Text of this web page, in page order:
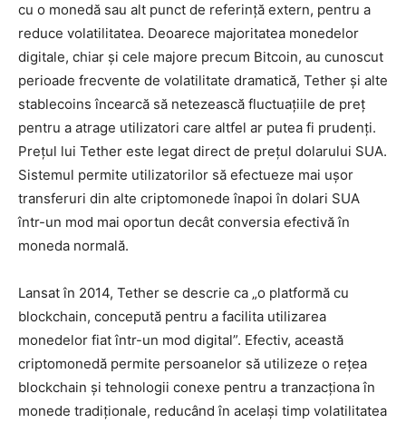
cu o monedă sau alt punct de referință extern, pentru a
reduce volatilitatea. Deoarece majoritatea monedelor
digitale, chiar și cele majore precum Bitcoin, au cunoscut
perioade frecvente de volatilitate dramatică, Tether și alte
stablecoins încearcă să netezească fluctuațiile de preț
pentru a atrage utilizatori care altfel ar putea fi prudenți.
Prețul lui Tether este legat direct de prețul dolarului SUA.
Sistemul permite utilizatorilor să efectueze mai ușor
transferuri din alte criptomonede înapoi în dolari SUA
într-un mod mai oportun decât conversia efectivă în
moneda normală.
Lansat în 2014, Tether se descrie ca „o platformă cu
blockchain, concepută pentru a facilita utilizarea
monedelor fiat într-un mod digital”. Efectiv, această
criptomonedă permite persoanelor să utilizeze o rețea
blockchain și tehnologii conexe pentru a tranzacționa în
monede tradiționale, reducând în același timp volatilitatea